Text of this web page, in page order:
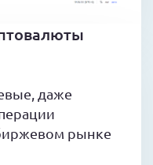
даже
рынке